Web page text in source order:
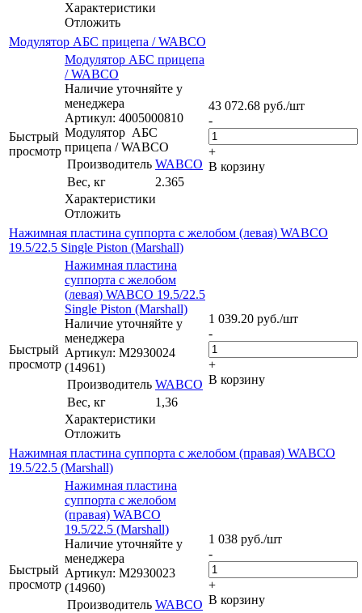
Характеристики
Отложить
Модулятор АБС прицепа / WABCO
Быстрый
просмотр
Модулятор АБС прицепа
/ WABCO
Наличие уточняйте у
менеджера
Артикул: 4005000810
Модулятор АБС
прицепа / WABCO
Производитель WABCO
Вес, кг
2.365
Характеристики
Отложить
43 072.68 руб./шт
-
+
В корзину
Нажимная пластина суппорта с желобом (левая) WABCO
19.5/22.5 Single Piston (Marshall)
Быстрый
просмотр
Нажимная пластина
суппорта с желобом
(левая) WABCO 19.5/22.5
Single Piston (Marshall)
Наличие уточняйте у
менеджера
Артикул: M2930024
(14961)
Производитель WABCO
Вес, кг
1,36
Характеристики
Отложить
1 039.20 руб./шт
-
+
В корзину
Нажимная пластина суппорта с желобом (правая) WABCO
19.5/22.5 (Marshall)
Быстрый
просмотр
Нажимная пластина
суппорта с желобом
(правая) WABCO
19.5/22.5 (Marshall)
Наличие уточняйте у
менеджера
Артикул: M2930023
(14960)
Производитель WABCO
1 038 руб./шт
-
+
В корзину